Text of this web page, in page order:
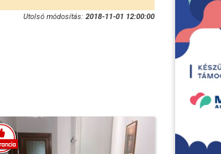
Utolsó módosítás: 2018-11-01 12:00:00